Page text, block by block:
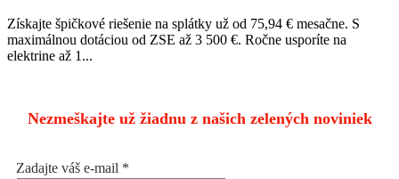
Získajte špičkové riešenie na splátky už od 75,94 € mesačne. S
maximálnou dotáciou od ZSE až 3 500 €. Ročne usporíte na
elektrine až 1...
Nezmeškajte už žiadnu z našich zelených noviniek
Zadajte váš e-mail *